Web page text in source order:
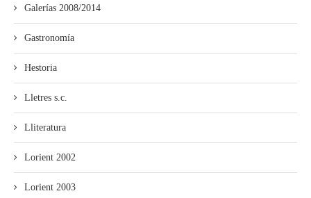
Galerías 2008/2014
Gastronomía
Hestoria
Lletres s.c.
Lliteratura
Lorient 2002
Lorient 2003